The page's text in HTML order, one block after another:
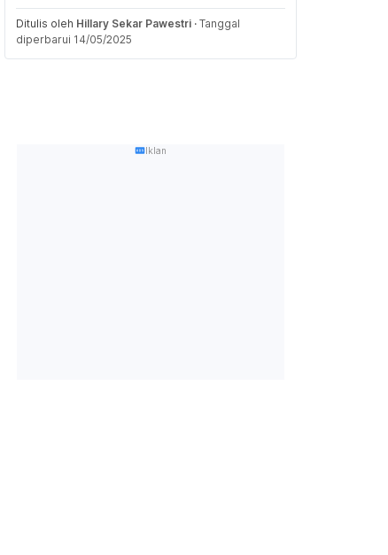
Ditulis oleh Hillary Sekar Pawestri · Tanggal
diperbarui 14/05/2025
Iklan